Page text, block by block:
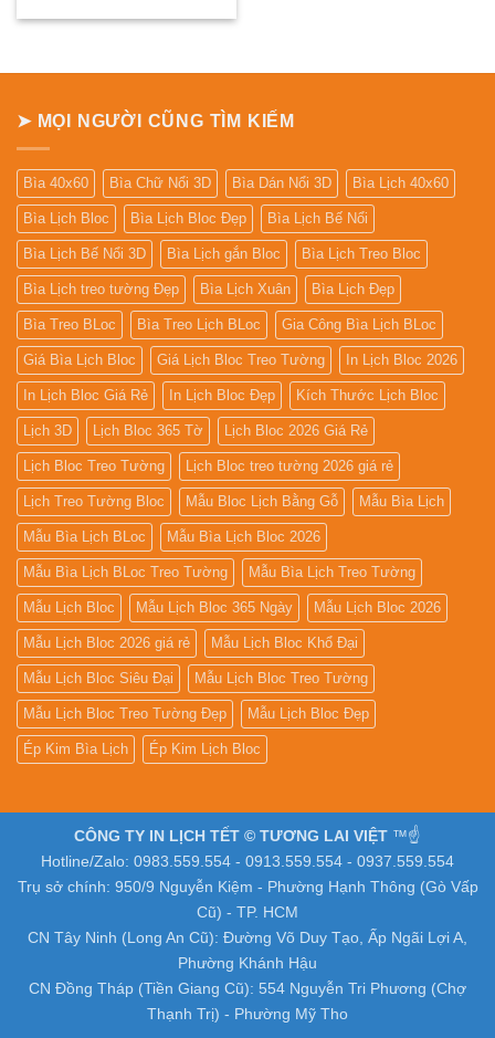
là:
tại
➤ MỌI NGƯỜI CŨNG TÌM KIẾM
Bìa 40x60 Bìa Chữ Nổi 3D Bìa Dán Nổi 3D Bìa Lịch 40x60
Bìa Lịch Bloc Bìa Lịch Bloc Đẹp Bìa Lịch Bế Nổi
Bìa Lịch Bế Nổi 3D Bìa Lịch gắn Bloc Bìa Lịch Treo Bloc
Bìa Lịch treo tường Đẹp Bìa Lịch Xuân Bìa Lịch Đẹp
Bìa Treo BLoc Bìa Treo Lịch BLoc Gia Công Bìa Lịch BLoc
Giá Bìa Lịch Bloc Giá Lịch Bloc Treo Tường In Lịch Bloc 2026
In Lịch Bloc Giá Rẻ In Lịch Bloc Đẹp Kích Thước Lịch Bloc
Lịch 3D Lịch Bloc 365 Tờ Lịch Bloc 2026 Giá Rẻ
Lịch Bloc Treo Tường Lịch Bloc treo tường 2026 giá rẻ
Lịch Treo Tường Bloc Mẫu Bloc Lịch Bằng Gỗ Mẫu Bìa Lịch
Mẫu Bìa Lịch BLoc Mẫu Bìa Lịch Bloc 2026
Mẫu Bìa Lịch BLoc Treo Tường Mẫu Bìa Lịch Treo Tường
Mẫu Lịch Bloc Mẫu Lịch Bloc 365 Ngày Mẫu Lịch Bloc 2026
Mẫu Lịch Bloc 2026 giá rẻ Mẫu Lịch Bloc Khổ Đại
Mẫu Lịch Bloc Siêu Đại Mẫu Lịch Bloc Treo Tường
Mẫu Lịch Bloc Treo Tường Đẹp Mẫu Lịch Bloc Đẹp
Ép Kim Bìa Lịch Ép Kim Lịch Bloc
CÔNG TY IN LỊCH TẾT © TƯƠNG LAI VIỆT ™☝️
Hotline/Zalo: 0983.559.554 - 0913.559.554 - 0937.559.554
Trụ sở chính: 950/9 Nguyễn Kiệm - Phường Hạnh Thông (Gò Vấp
Cũ) - TP. HCM
CN Tây Ninh (Long An Cũ): Đường Võ Duy Tạo, Ấp Ngãi Lợi A,
Phường Khánh Hậu
CN Đồng Tháp (Tiền Giang Cũ): 554 Nguyễn Tri Phương (Chợ
Thạnh Trị) - Phường Mỹ Tho